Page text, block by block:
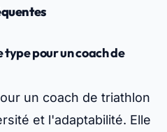
pour un coach de
un coach de triathlon
et l'adaptabilité. Elle